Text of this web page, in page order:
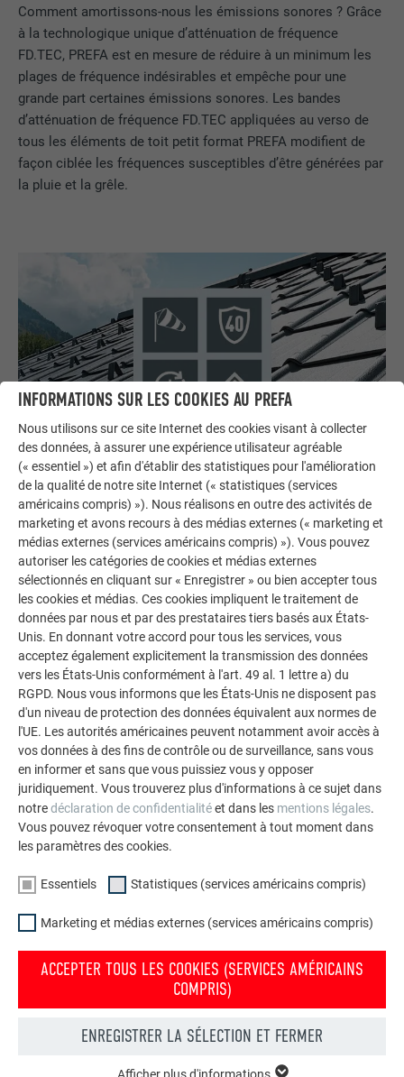
Comment amortissons-nous les émissions sonores ? Grâce
à la technologique unique d’atténuation de fréquence
FD.TEC, PREFA est en mesure de réduire à un minimum les
plages de fréquence indésirables et empêche pour une
grande part certaines émissions sonores. Les bandes
d’atténuation de fréquence FD.TEC appliquées au verso de
tous les éléments de toit petit format PREFA modifient de
façon ciblée les fréquences susceptibles d’être générées par
la pluie et la grêle.
Durable, polyvalent, écologique
L’aluminium constitue le matériau optimal pour les maîtres
d’ouvrage et les spécialistes en rénovation. Vous trouverez
ici tous ses avantages.
PLUS D’INFORMATIONS
Votre offre personnelle d'artisan de la région
demander des offres de couvreurs ou de ferblantiers PREFA
près de chez vous, et ce confortablement depuis chez vous.
INFORMATIONS SUR LES COOKIES AU PREFA
Nous utilisons sur ce site Internet des cookies visant à collecter
des données, à assurer une expérience utilisateur agréable
(« essentiel ») et afin d'établir des statistiques pour l'amélioration
de la qualité de notre site Internet (« statistiques (services
américains compris) »). Nous réalisons en outre des activités de
marketing et avons recours à des médias externes (« marketing et
médias externes (services américains compris) »). Vous pouvez
autoriser les catégories de cookies et médias externes
sélectionnés en cliquant sur « Enregistrer » ou bien accepter tous
les cookies et médias. Ces cookies impliquent le traitement de
données par nous et par des prestataires tiers basés aux États-
Unis. En donnant votre accord pour tous les services, vous
acceptez également explicitement la transmission des données
vers les États-Unis conformément à l'art. 49 al. 1 lettre a) du
RGPD. Nous vous informons que les États-Unis ne disposent pas
d'un niveau de protection des données équivalent aux normes de
l'UE. Les autorités américaines peuvent notamment avoir accès à
vos données à des fins de contrôle ou de surveillance, sans vous
en informer et sans que vous puissiez vous y opposer
juridiquement. Vous trouverez plus d'informations à ce sujet dans
notredéclaration de confidentialitéet dans les mentions légales.
Vous pouvez révoquer votre consentement à tout moment dans
les paramètres des cookies.
Essentiels Statistiques (services américains compris)
Marketing et médias externes (services américains compris)
ACCEPTER TOUS LES COOKIES (SERVICES AMÉRICAINS
COMPRIS)
ENREGISTRER LA SÉLECTION ET FERMER